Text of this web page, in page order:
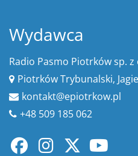
Wydawca
Radio Pasmo Piotrków sp. z
Piotrków Trybunalski,
kontakt@epiotrkow.pl
+48 509 185 062